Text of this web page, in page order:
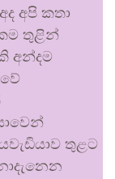
අපි කතා
තුළින්
අන්දම
තුළට